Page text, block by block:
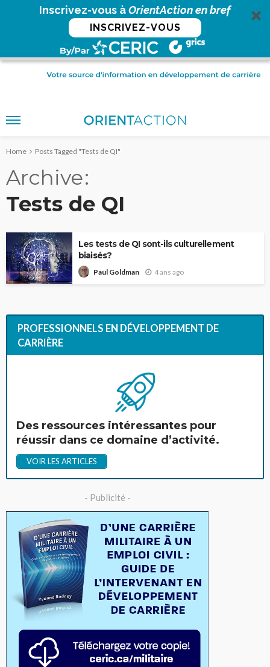
Inscrivez-vous àOrientAction en bref
INSCRIVEZ-VOUS
Home Posts Tagged "Tests de QI"
Archive
Tests de QI
Les tests de QI sont-ils culturellement
biaisés?
Paul Goldman 4 ans ago
PROFESSIONNELS EN DÉVELOPPEMENT DE
CARRIÈRE
Des ressources intéressantes pour
réussir dans ce domaine d’activité.
VOIR LES ARTICLES
- Publicité -